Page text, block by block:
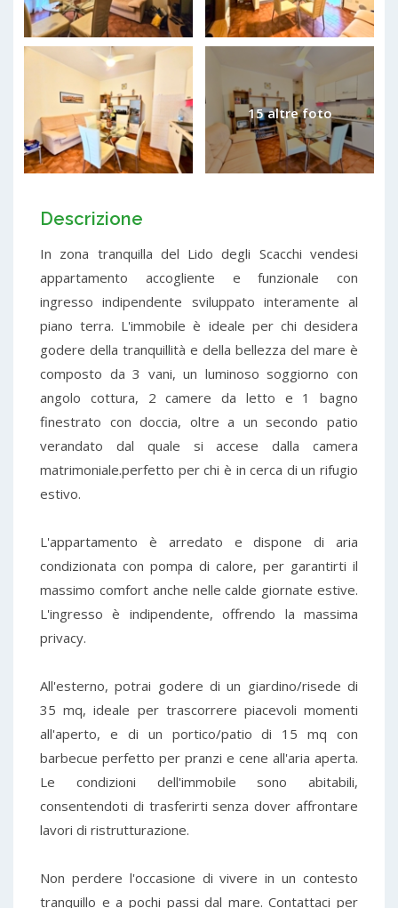
15 altre foto
Descrizione
In zona tranquilla del Lido degli Scacchi vendesi
appartamento accogliente e funzionale con
ingresso indipendente sviluppato interamente al
piano terra. L'immobile è ideale per chi desidera
godere della tranquillità e della bellezza del mare è
composto da 3 vani, un luminoso soggiorno con
angolo cottura, 2 camere da letto e 1 bagno
finestrato con doccia, oltre a un secondo patio
verandato dal quale si accese dalla camera
matrimoniale.perfetto per chi è in cerca di un rifugio
estivo.
L'appartamento è arredato e dispone di aria
condizionata con pompa di calore, per garantirti il
massimo comfort anche nelle calde giornate estive.
L'ingresso è indipendente, offrendo la massima
privacy.
All'esterno, potrai godere di un giardino/risede di
35 mq, ideale per trascorrere piacevoli momenti
all'aperto, e di un portico/patio di 15 mq con
barbecue perfetto per pranzi e cene all'aria aperta.
Le condizioni dell'immobile sono abitabili,
consentendoti di trasferirti senza dover affrontare
lavori di ristrutturazione.
Non perdere l'occasione di vivere in un contesto
tranquillo e a pochi passi dal mare. Contattaci per